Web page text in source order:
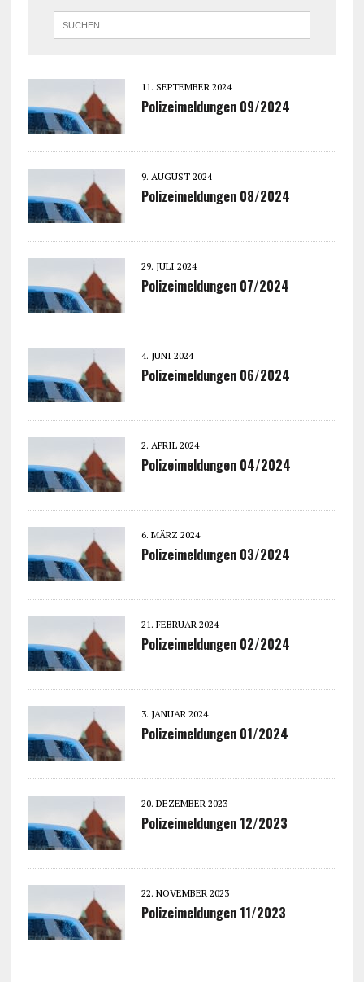
11. SEPTEMBER 2024
Polizeimeldungen 09/2024
9. AUGUST 2024
Polizeimeldungen 08/2024
29. JULI 2024
Polizeimeldungen 07/2024
4. JUNI 2024
Polizeimeldungen 06/2024
2. APRIL 2024
Polizeimeldungen 04/2024
6. MÄRZ 2024
Polizeimeldungen 03/2024
21. FEBRUAR 2024
Polizeimeldungen 02/2024
3. JANUAR 2024
Polizeimeldungen 01/2024
20. DEZEMBER 2023
Polizeimeldungen 12/2023
22. NOVEMBER 2023
Polizeimeldungen 11/2023